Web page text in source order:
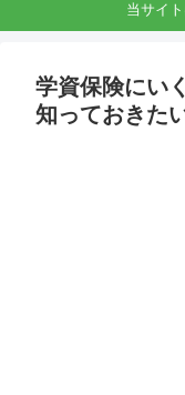
当サイ
学資保険にい
知っておきた